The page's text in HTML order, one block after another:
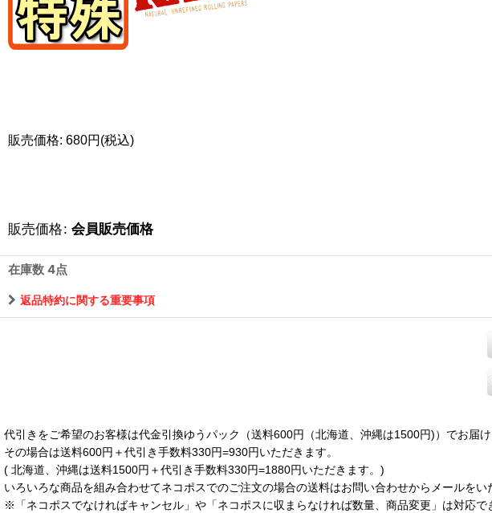
販売価格: 680円(税込)
販売価格: 会員販売価格
在庫数 4点
返品特約に関する重要事項
代引きをご希望のお客様は代金引換ゆうパック（送料600円（北海道、沖縄は1500円)）でお届け
その場合は送料600円＋代引き手数料330円=930円いただきます。
( 北海道、沖縄は送料1500円＋代引き手数料330円=1880円いただきます。)
いろいろな商品を組み合わせてネコポスでのご注文の場合の送料はお問い合わせからメールをい
※「ネコポスでなければキャンセル」や「ネコポスに収まらなければ数量、商品変更」は対応で